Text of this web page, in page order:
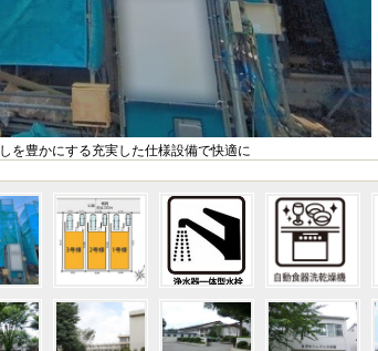
を豊かにする充実した仕様設備で快適に